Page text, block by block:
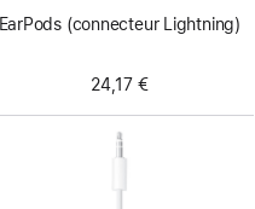
EarPods (connecteur Lightning)
24,17 €